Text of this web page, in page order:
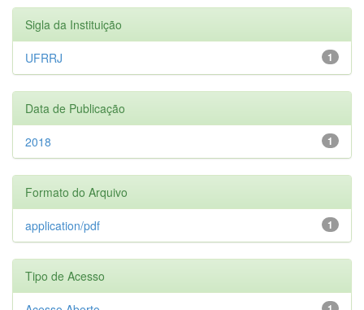
Sigla da Instituição
1
UFRRJ
Data de Publicação
1
2018
Formato do Arquivo
1
application/pdf
Tipo de Acesso